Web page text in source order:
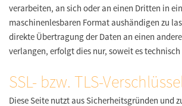
verarbeiten, an sich oder an einen Dritten in
maschinenlesbaren Format aushändigen zu
direkte Übertragung der Daten an einen
verlangen, erfolgt dies nur, soweit es
SSL- bzw. TLS-
Diese Seite nutzt aus Sicherheitsgründen und